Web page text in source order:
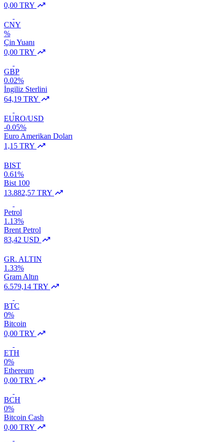
0,00 TRY
CNY
%
Çin Yuanı
0,00 TRY
GBP
0.02%
İngiliz Sterlini
64,19 TRY
EURO/USD
-0.05%
Euro Amerikan Doları
1,15 TRY
BIST
0.61%
Bist 100
13.882,57 TRY
Petrol
1.13%
Brent Petrol
83,42 USD
GR. ALTIN
1.33%
Gram Altın
6.579,14 TRY
BTC
0%
Bitcoin
0,00 TRY
ETH
0%
Ethereum
0,00 TRY
BCH
0%
Bitcoin Cash
0,00 TRY